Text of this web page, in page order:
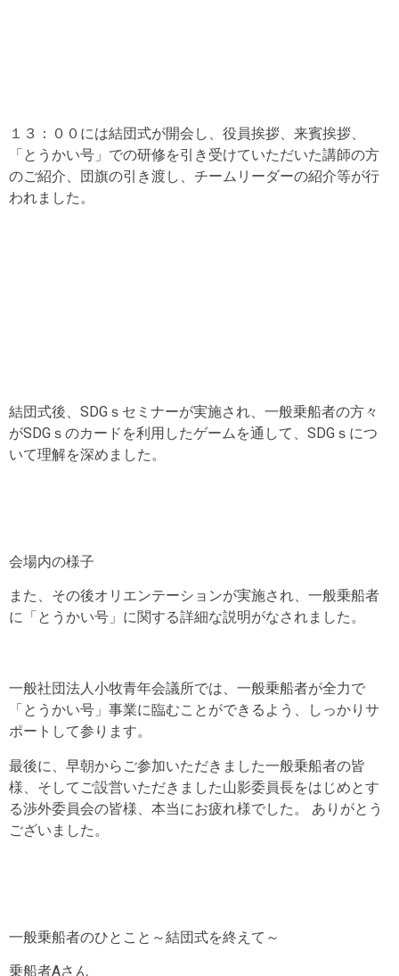
１３：００には結団式が開会し、役員挨拶、来賓挨拶、
「とうかい号」での研修を引き受けていただいた講師の方
のご紹介、団旗の引き渡し、チームリーダーの紹介等が行
われました。
結団式後、SDGｓセミナーが実施され、一般乗船者の方々
がSDGｓのカードを利用したゲームを通して、SDGｓにつ
いて理解を深めました。
会場内の様子
また、その後オリエンテーションが実施され、一般乗船者
に「とうかい号」に関する詳細な説明がなされました。
一般社団法人小牧青年会議所では、一般乗船者が全力で
「とうかい号」事業に臨むことができるよう、しっかりサ
ポートして参ります。
最後に、早朝からご参加いただきました一般乗船者の皆
様、そしてご設営いただきました山影委員長をはじめとす
る渉外委員会の皆様、本当にお疲れ様でした。 ありがとう
ございました。
一般乗船者のひとこと～結団式を終えて～
乗船者Aさん